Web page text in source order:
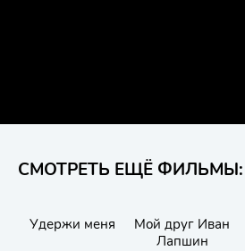
СМОТРЕТЬ ЕЩЁ ФИЛЬМЫ:
Удержи меня
Мой друг Иван
Лапшин